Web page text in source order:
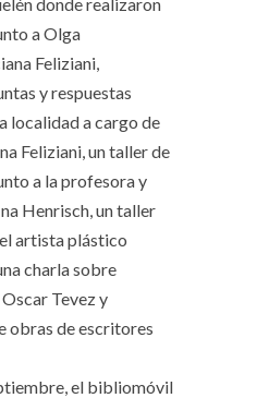
a Olga
Feliziani,
y respuestas
localidad a cargo de
Feliziani, un taller de
a la profesora y
Henrisch, un taller
artista plástico
charla sobre
Tevez y
obras de escritores
el bibliomóvil